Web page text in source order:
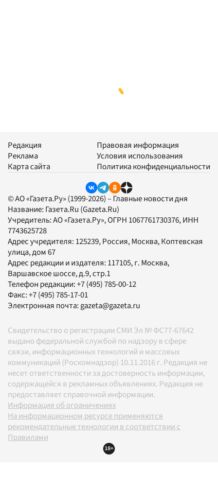
Редакция
Реклама
Карта сайта
Правовая информация
Условия использования
Политика конфиденциальности
© АО «Газета.Ру» (1999-2026) – Главные новости дня
Название: Газета.Ru (Gazeta.Ru)
Учредитель:АО «Газета.Ру», ОГРН 1067761730376, ИНН
7743625728
Адрес учредителя: 125239, Россия, Москва, Коптевская
улица, дом 67
Адрес редакции и издателя: 117105, г. Москва,
Варшавское шоссе, д.9, стр.1
Телефон редакции:+7 (495) 785-00-12
Факс:+7 (495) 785-17-01
Электронная почта:gazeta@gazeta.ru
Свидетельство о регистрации СМИ Эл № ФС77-67642
выдано федеральной службой по надзору в сфере
связи, информационных технологий и массовых
коммуникаций (Роскомнадзор) 10.11.2016 г. Редакция не
несет ответственности за достоверность информации,
содержащейся в рекламных объявлениях. Редакция не
предоставляет справочной информации.
Информация об ограничениях
На информационном ресурсе применяются
рекомендательные технологии в соответствии с
Правилами
18+